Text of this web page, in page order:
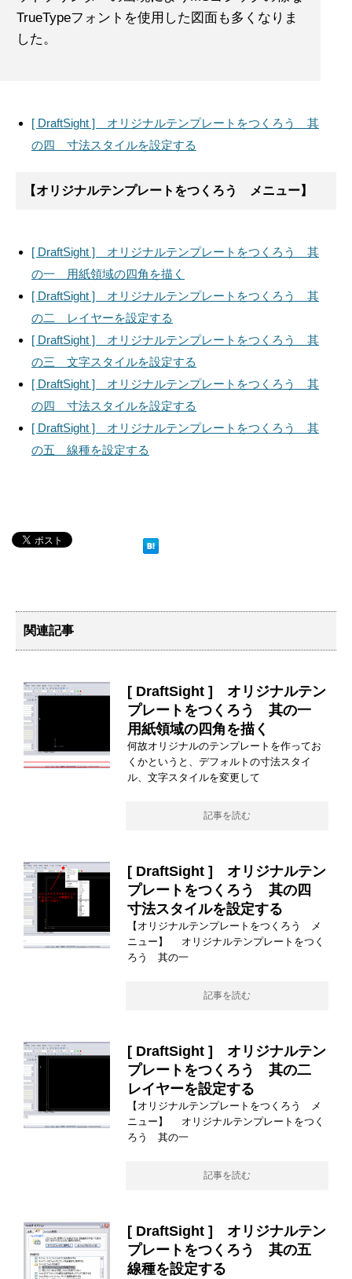
TrueTypeフォントを使用した図面も多くなりま
した。
[ DraftSight ] オリジナルテンプレートをつくろう 其
の四 寸法スタイルを設定する
【オリジナルテンプレートをつくろう メニュー】
[ DraftSight ] オリジナルテンプレートをつくろう 其
の一 用紙領域の四角を描く
[ DraftSight ] オリジナルテンプレートをつくろう 其
の二 レイヤーを設定する
[ DraftSight ] オリジナルテンプレートをつくろう 其
の三 文字スタイルを設定する
[ DraftSight ] オリジナルテンプレートをつくろう 其
の四 寸法スタイルを設定する
[ DraftSight ] オリジナルテンプレートをつくろう 其
の五 線種を設定する
関連記事
[ DraftSight ] オリジナルテン
プレートをつくろう 其の一
用紙領域の四角を描く
何故オリジナルのテンプレートを作ってお
くかというと、デフォルトの寸法スタイ
ル、文字スタイルを変更して
記事を読む
[ DraftSight ] オリジナルテン
プレートをつくろう 其の四
寸法スタイルを設定する
【オリジナルテンプレートをつくろう メ
ニュー】 オリジナルテンプレートをつく
ろう 其の一
記事を読む
[ DraftSight ] オリジナルテン
プレートをつくろう 其の二
レイヤーを設定する
【オリジナルテンプレートをつくろう メ
ニュー】 オリジナルテンプレートをつく
ろう 其の一
記事を読む
[ DraftSight ] オリジナルテン
プレートをつくろう 其の五
線種を設定する